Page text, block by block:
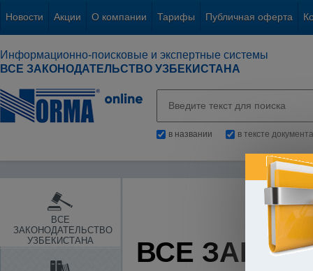
Новости Акции О компании Тарифы Публичная оферта
Информационно-поисковые и экспертные системы
ВСЕ ЗАКОНОДАТЕЛЬСТВО УЗБЕКИСТАНА
в названии в тексте документа
ВСЕ
ЗАКОНОДАТЕЛЬСТВО
УЗБЕКИСТАНА
ВСЕ